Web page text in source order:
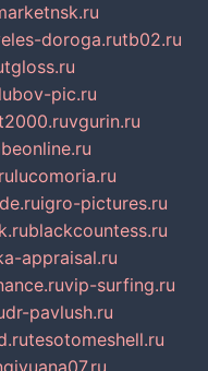
doroga.rutb02.ru
lubov-pic.ru
vgurin.ru
lucomoria.ru
igro-pictures.ru
blackcountess.ru
appraisal.ru
vip-surfing.ru
dr-pavlush.ru
tesotomeshell.ru